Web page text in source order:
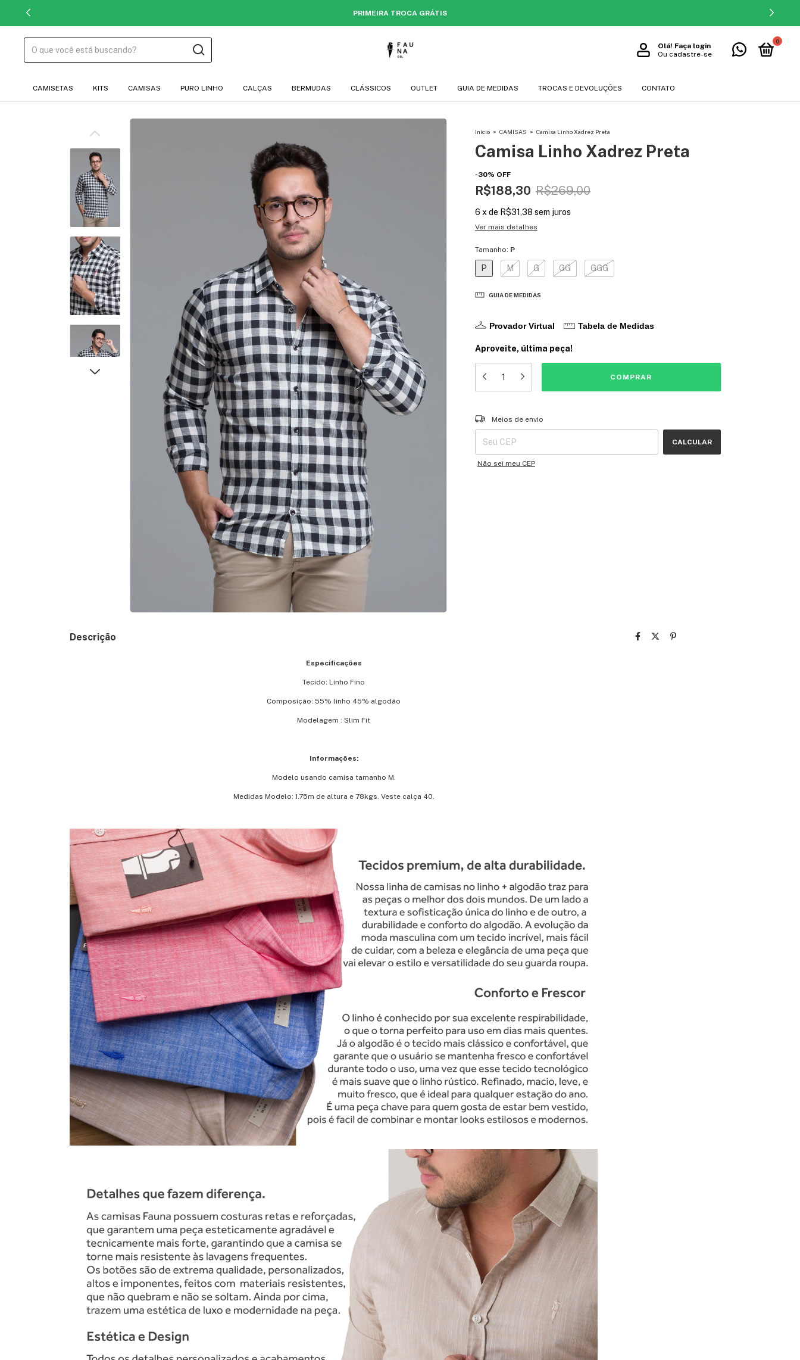
PRIMEIRA TROCA GRÁTIS
Olá! Faça login
Ou cadastre-se
0
CAMISETAS KITS CAMISAS PURO LINHO CALÇAS BERMUDAS CLÁSSICOS OUTLET GUIA DE MEDIDAS TROCAS E DEVOLUÇÕES CONTATO
Início > CAMISAS > Camisa Linho Xadrez Preta
Camisa Linho Xadrez Preta
-30% OFF
R$188,30 R$269,00
6 x de R$31,38 sem juros
Ver mais detalhes
Tamanho: P
P M G GG GGG
GUIA DE MEDIDAS
Provador Virtual Tabela de Medidas
Aproveite, última peça!
Entregas para o CEP:
Meios de envio
CALCULAR
Não sei meu CEP
Descrição
Especificações
Tecido: Linho Fino
Composição: 55% linho 45% algodão
Modelagem : Slim Fit
Informações:
Modelo usando camisa tamanho M.
Medidas Modelo: 1.75m de altura e 78kgs. Veste calça 40.